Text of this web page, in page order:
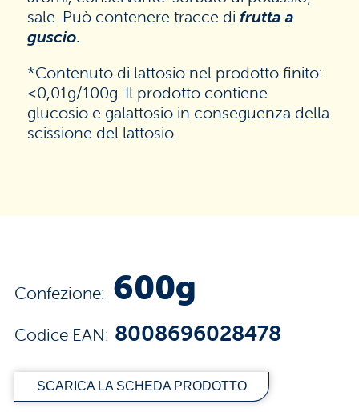
sale. Può contenere tracce di frutta a
guscio.
*Contenuto di lattosio nel prodotto finito:
<0,01g/100g. Il prodotto contiene
glucosio e galattosio in conseguenza della
scissione del lattosio.
Confezione: 600g
Codice EAN: 8008696028478
SCARICA LA SCHEDA PRODOTTO